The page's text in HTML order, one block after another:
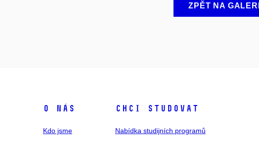
ZPĚT NA GALERII
O NÁS
Kdo jsme
CHCI STUDOVAT
Nabídka studijních programů